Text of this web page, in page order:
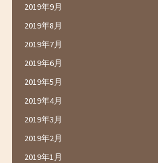
2019年9月
2019年8月
2019年7月
2019年6月
2019年5月
2019年4月
2019年3月
2019年2月
2019年1月